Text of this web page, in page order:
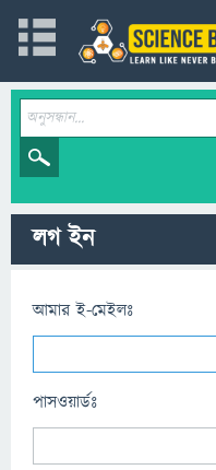
লগ ইন
আমার ই-মেইলঃ
পাসওয়ার্ডঃ